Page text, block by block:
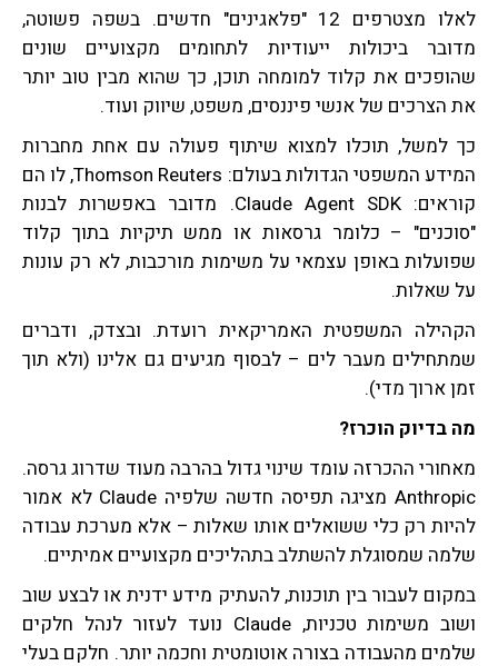
לאלו מצטרפים 12 "פלאגינים" חדשים. בשפה פשוטה,
מדובר ביכולות ייעודיות לתחומים מקצועיים שונים
שהופכים את קלוד למומחה תוכן, כך שהוא מבין טוב יותר
את הצרכים של אנשי פיננסים, משפט, שיווק ועוד.
כך למשל, תוכלו למצוא שיתוף פעולה עם אחת מחברות
המידע המשפטי הגדולות בעולם: Thomson Reuters, לו הם
קוראים: Claude Agent SDK. מדובר באפשרות לבנות
"סוכנים" – כלומר גרסאות או ממש תיקיות בתוך קלוד
שפועלות באופן עצמאי על משימות מורכבות, לא רק עונות
על שאלות.
הקהילה המשפטית האמריקאית רועדת. ובצדק, ודברים
שמתחילים מעבר לים – לבסוף מגיעים גם אלינו (ולא תוך
זמן ארוך מדי).
מה בדיוק הוכרז?
מאחורי ההכרזה עומד שינוי גדול בהרבה מעוד שדרוג גרסה.
Anthropic מציגה תפיסה חדשה שלפיה Claude לא אמור
להיות רק כלי ששואלים אותו שאלות – אלא מערכת עבודה
שלמה שמסוגלת להשתלב בתהליכים מקצועיים אמיתיים.
במקום לעבור בין תוכנות, להעתיק מידע ידנית או לבצע שוב
ושוב משימות טכניות, Claude נועד לעזור לנהל חלקים
שלמים מהעבודה בצורה אוטומטית וחכמה יותר. חלקם בעלי